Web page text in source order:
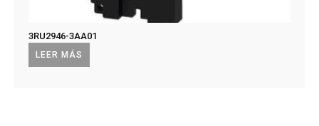
LEER MÁS
3RU2946-3AA01